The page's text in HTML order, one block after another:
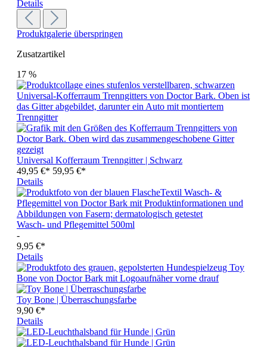
Details
Produktgalerie überspringen
Zusatzartikel
17 %
Universal Kofferraum Trenngitter | Schwarz
49,95 €* 59,95 €*
Details
Wasch- und Pflegemittel 500ml
-
9,95 €*
Details
Toy Bone | Überraschungsfarbe
9,90 €*
Details